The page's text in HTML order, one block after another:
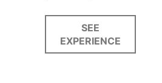
SEE
EXPERIENCE